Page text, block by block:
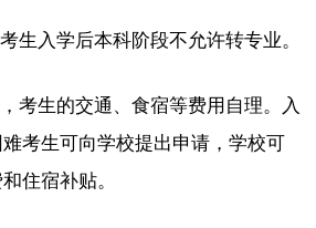
生入学后本科阶段不允许转专业。
考生的交通、食宿等费用自理。入
考生可向学校提出申请，学校可
住宿补贴。